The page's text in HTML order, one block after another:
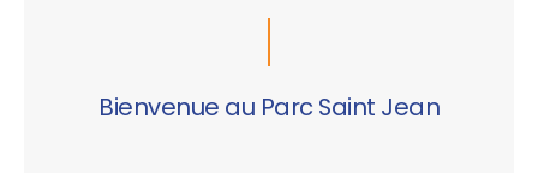
Bienvenue au Parc Saint Jean